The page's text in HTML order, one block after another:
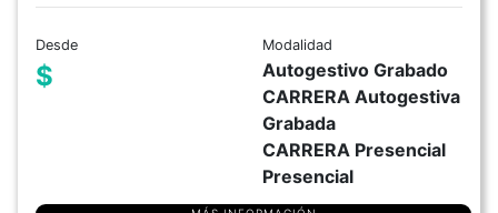
Desde
$
Modalidad
Autogestivo Grabado
CARRERA Autogestiva
Grabada
CARRERA Presencial
Presencial